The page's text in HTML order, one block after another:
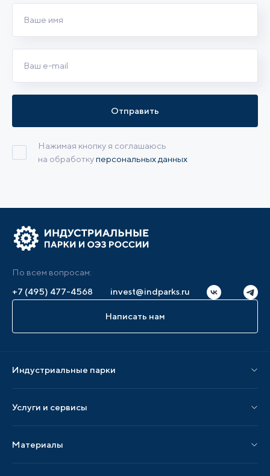
Нажимая кнопку я соглашаюсь
на обработкуперсональных данных
Отправить
По всем вопросам:
+7 (495) 477-4568
invest@indparks.ru
Написать нам
Индустриальные парки
Парки по регионам
Услуги и сервисы
Услуги по локализации
Материалы